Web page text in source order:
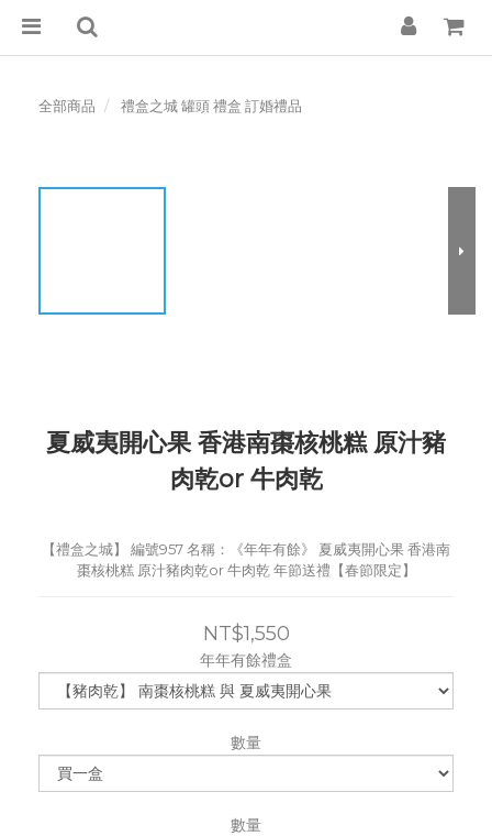
全部商品 禮盒之城 罐頭 禮盒 訂婚禮品
夏威夷開心果 香港南棗核桃糕 原汁豬
肉乾or 牛肉乾
【禮盒之城】 編號957 名稱：《年年有餘》 夏威夷開心果 香港南
棗核桃糕 原汁豬肉乾or 牛肉乾 年節送禮【春節限定】
NT$1,550
年年有餘禮盒
數量
數量